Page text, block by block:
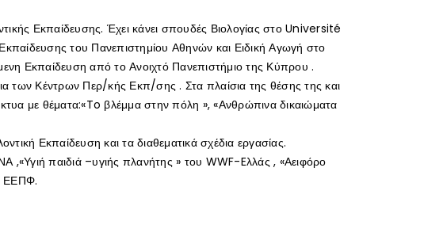
Εκπαίδευσης. Έχει κάνει σπουδές Βιολογίας στο Université
του Πανεπιστημίου Αθηνών και Ειδική Αγωγή στο
Εκπαίδευση από το Ανοιχτό Πανεπιστήμιο της Κύπρου .
των Κέντρων Περ/κής Εκπ/σης . Στα πλαίσια της θέσης της και
με θέματα:«To βλέμμα στην πόλη », «Ανθρώπινα δικαιώματα
Εκπαίδευση και τα διαθεματικά σχέδια εργασίας.
παιδιά –υγιής πλανήτης » του WWF-Eλλάς , «Αειφόρο
ΕΕΠΦ.